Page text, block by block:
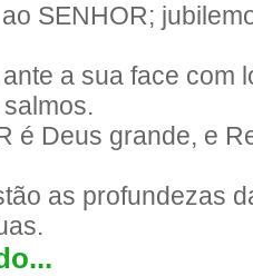
SENHOR;
a sua face com
é Deus grande, e
as profundezas